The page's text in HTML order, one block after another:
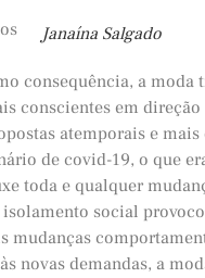
Janaína Salgado
consequência, a moda
conscientes em
atemporais e mais
de covid-19, o que
toda e qualquer
isolamento social
mudanças
novas demandas, a